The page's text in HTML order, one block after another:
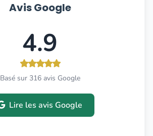
Avis Google
4.9
Basé sur 316 avis Google
Lire les avis Google